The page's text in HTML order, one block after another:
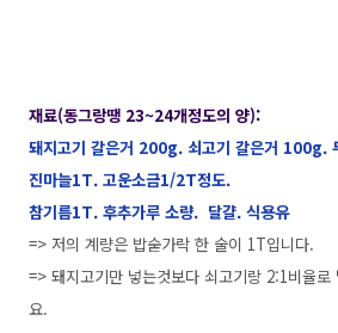
재료(동그랑땡 23~24개정도의 양):
돼지고기 갈은거 200g. 쇠고기 갈은거 100g.
진마늘1T. 고운소금1/2T정도.
참기름1T. 후추가루 소량. 달걀. 식용유
=> 저의 계량은 밥숟가락 한 술이 1T입니다.
=> 돼지고기만 넣는것보다 쇠고기랑 2:1비율
요.